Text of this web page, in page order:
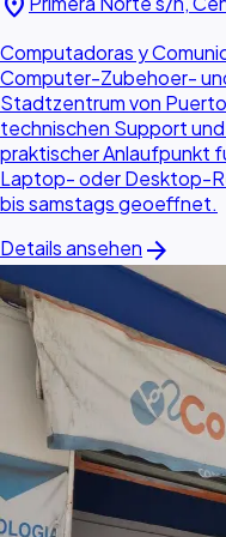
Computadoras y
Computer-Zubehoer-
Stadtzentrum von
technischen Support
praktischer Anlaufpunkt
Laptop- oder Desktop-
bis samstags geoeffnet.
Details ansehen arrow_forward